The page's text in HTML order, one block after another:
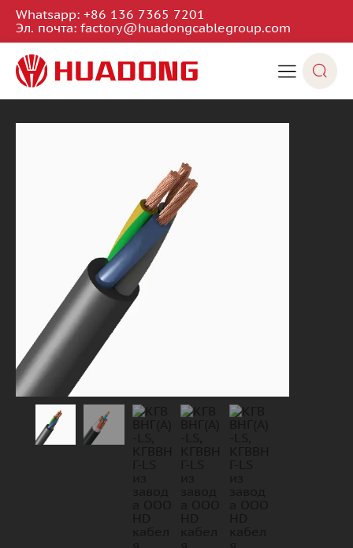
Whatsapp: +86 136 7365 7201
Эл. почта: factory@huadongcablegroup.com